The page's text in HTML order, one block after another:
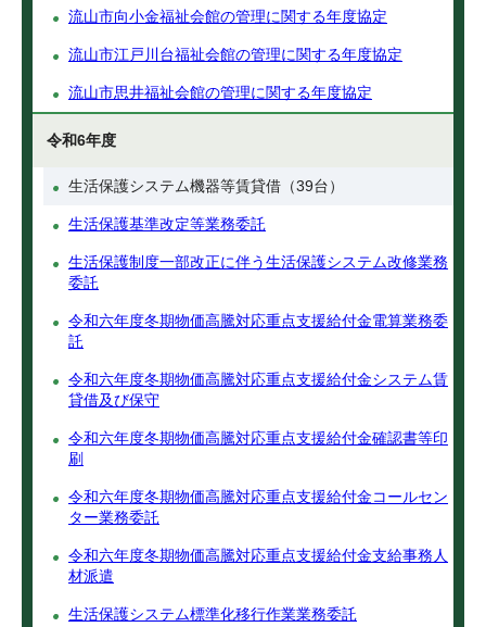
流山市向小金福祉会館の管理に関する年度協定
流山市江戸川台福祉会館の管理に関する年度協定
流山市思井福祉会館の管理に関する年度協定
令和6年度
生活保護システム機器等賃貸借（39台）
生活保護基準改定等業務委託
生活保護制度一部改正に伴う生活保護システム改修業務
委託
令和六年度冬期物価高騰対応重点支援給付金電算業務委
託
令和六年度冬期物価高騰対応重点支援給付金システム賃
貸借及び保守
令和六年度冬期物価高騰対応重点支援給付金確認書等印
刷
令和六年度冬期物価高騰対応重点支援給付金コールセン
ター業務委託
令和六年度冬期物価高騰対応重点支援給付金支給事務人
材派遣
生活保護システム標準化移行作業業務委託